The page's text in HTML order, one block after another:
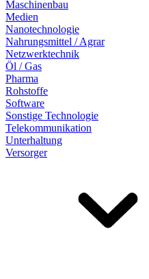
Maschinenbau
Medien
Nanotechnologie
Nahrungsmittel / Agrar
Netzwerktechnik
Öl / Gas
Pharma
Rohstoffe
Software
Sonstige Technologie
Telekommunikation
Unterhaltung
Versorger